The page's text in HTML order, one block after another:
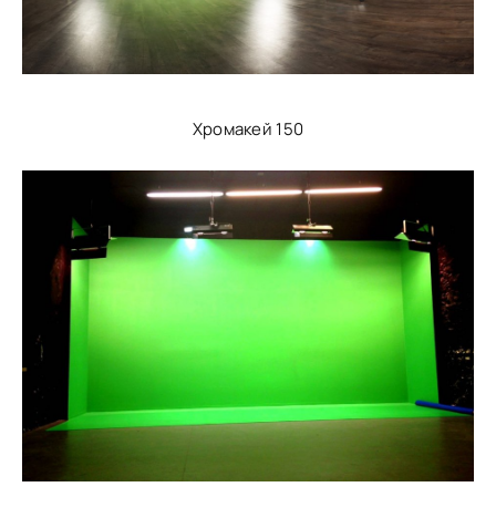
Хромакей 150